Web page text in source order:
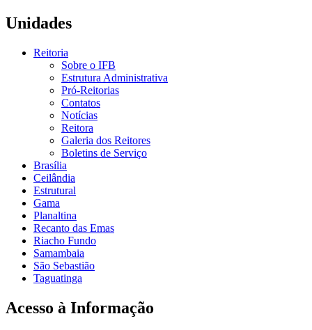
Unidades
Reitoria
Sobre o IFB
Estrutura Administrativa
Pró-Reitorias
Contatos
Notícias
Reitora
Galeria dos Reitores
Boletins de Serviço
Brasília
Ceilândia
Estrutural
Gama
Planaltina
Recanto das Emas
Riacho Fundo
Samambaia
São Sebastião
Taguatinga
Acesso à Informação